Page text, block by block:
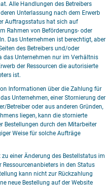
Alle Handlungen des Betreibers
Unterlassung nach dem Erwerb
Auftragsstatus hat sich auf
Rahmen von Beförderungs- oder
Das Unternehmen ist berechtigt, aber
des Betreibers und/oder
das Unternehmen nur im Verhältnis
der Ressourcen die autorisierte
ist.
Informationen über die Zahlung für
Unternehmen, einer Stornierung der
Betreiber oder aus anderen Gründen,
liegen, kann die stornierte
Bestellungen durch den Mitarbeiter
Weise für solche Aufträge
einer Änderung des Bestellstatus im
in den Status
kann nicht zur Rückzahlung
neue Bestellung auf der Website